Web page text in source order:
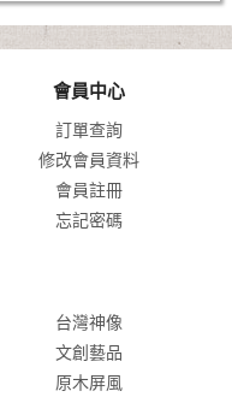
會員中心
訂單查詢
修改會員資料
會員註冊
忘記密碼
台灣神像
文創藝品
原木屏風